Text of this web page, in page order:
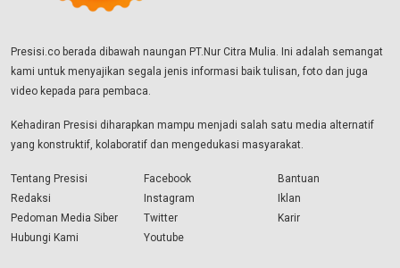
Presisi.co berada dibawah naungan PT.Nur Citra Mulia. Ini adalah semangat
kami untuk menyajikan segala jenis informasi baik tulisan, foto dan juga
video kepada para pembaca.
Kehadiran Presisi diharapkan mampu menjadi salah satu media alternatif
yang konstruktif, kolaboratif dan mengedukasi masyarakat.
Tentang Presisi
Redaksi
Pedoman Media Siber
Hubungi Kami
Facebook
Instagram
Twitter
Youtube
Bantuan
Iklan
Karir